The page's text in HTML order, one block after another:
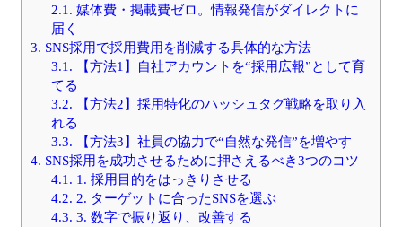
2.1. 媒体費・掲載費ゼロ。情報発信がダイレクトに
届く
3. SNS採用で採用費用を削減する具体的な方法
3.1. 【方法1】自社アカウントを“採用広報”として育
てる
3.2. 【方法2】採用特化のハッシュタグ戦略を取り入
れる
3.3. 【方法3】社員の協力で“自然な発信”を増やす
4. SNS採用を成功させるために押さえるべき3つのコツ
4.1. 1. 採用目的をはっきりさせる
4.2. 2. ターゲットに合ったSNSを選ぶ
4.3. 3. 数字で振り返り、改善する